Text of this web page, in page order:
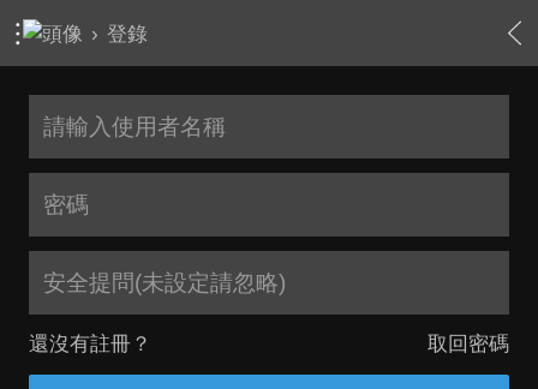
› 登錄
安全提問(未設定請忽略)
還沒有註冊？ 取回密碼